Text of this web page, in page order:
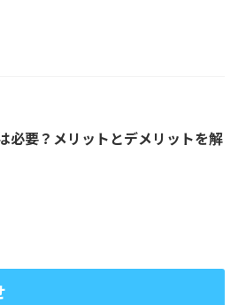
必要？メリットとデメリットを解